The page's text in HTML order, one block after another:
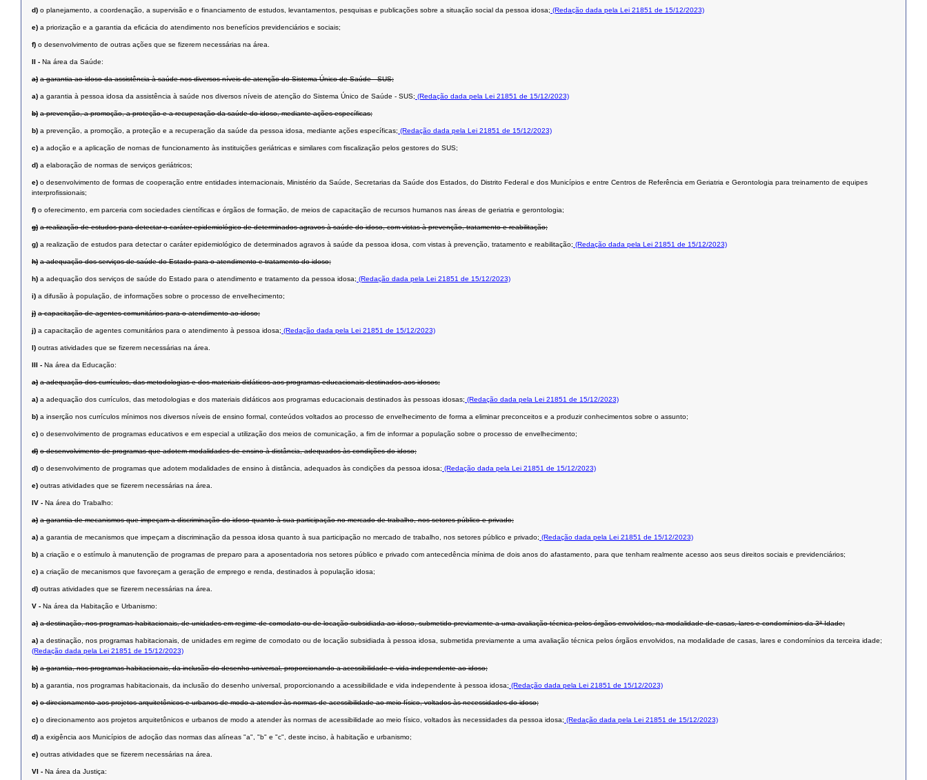
d) o planejamento, a coordenação, a supervisão e o financiamento de estudos, levantamentos, pesquisas e publicações sobre a situação social da pessoa idosa; (Redação dada pela Lei 21851 de 15/12/2023)
e) a priorização e a garantia da eficácia do atendimento nos benefícios previdenciários e sociais;
f) o desenvolvimento de outras ações que se fizerem necessárias na área.
II - Na área da Saúde:
a) a garantia ao idoso da assistência à saúde nos diversos níveis de atenção do Sistema Único de Saúde - SUS;
a) a garantia à pessoa idosa da assistência à saúde nos diversos níveis de atenção do Sistema Único de Saúde - SUS; (Redação dada pela Lei 21851 de 15/12/2023)
b) a prevenção, a promoção, a proteção e a recuperação da saúde do idoso, mediante ações específicas;
b) a prevenção, a promoção, a proteção e a recuperação da saúde da pessoa idosa, mediante ações específicas; (Redação dada pela Lei 21851 de 15/12/2023)
c) a adoção e a aplicação de nornas de funcionamento às instituições geriátricas e similares com fiscalização pelos gestores do SUS;
d) a elaboração de normas de serviços geriátricos;
e) o desenvolvimento de formas de cooperação entre entidades internacionais, Ministério da Saúde, Secretarias da Saúde dos Estados, do Distrito Federal e dos Municípios e entre Centros de Referência em Geriatria e Gerontologia para treinamento de equipes
interprofissionais;
f) o oferecimento, em parceria com sociedades científicas e órgãos de formação, de meios de capacitação de recursos humanos nas áreas de geriatria e gerontologia;
g) a realização de estudos para detectar o caráter epidemiológico de determinados agravos à saúde do idoso, com vistas à prevenção, tratamento e reabilitação;
g) a realização de estudos para detectar o caráter epidemiológico de determinados agravos à saúde da pessoa idosa, com vistas à prevenção, tratamento e reabilitação; (Redação dada pela Lei 21851 de 15/12/2023)
h) a adequação dos serviços de saúde do Estado para o atendimento e tratamento do idoso;
h) a adequação dos serviços de saúde do Estado para o atendimento e tratamento da pessoa idosa; (Redação dada pela Lei 21851 de 15/12/2023)
i) a difusão à população, de informações sobre o processo de envelhecimento;
j) a capacitação de agentes comunitários para o atendimento ao idoso;
j) a capacitação de agentes comunitários para o atendimento à pessoa idosa; (Redação dada pela Lei 21851 de 15/12/2023)
l) outras atividades que se fizerem necessárias na área.
III - Na área da Educação:
a) a adequação dos currículos, das metodologias e dos materiais didáticos aos programas educacionais destinados aos idosos;
a) a adequação dos currículos, das metodologias e dos materiais didáticos aos programas educacionais destinados às pessoas idosas; (Redação dada pela Lei 21851 de 15/12/2023)
b) a inserção nos currículos mínimos nos diversos níveis de ensino formal, conteúdos voltados ao processo de envelhecimento de forma a eliminar preconceitos e a produzir conhecimentos sobre o assunto;
c) o desenvolvimento de programas educativos e em especial a utilização dos meios de comunicação, a fim de informar a população sobre o processo de envelhecimento;
d) o desenvolvimento de programas que adotem modalidades de ensino à distância, adequados às condições do idoso;
d) o desenvolvimento de programas que adotem modalidades de ensino à distância, adequados às condições da pessoa idosa; (Redação dada pela Lei 21851 de 15/12/2023)
e) outras atividades que se fizerem necessárias na área.
IV - Na área do Trabalho:
a) a garantia de mecanismos que impeçam a discriminação do idoso quanto à sua participação no mercado de trabalho, nos setores público e privado;
a) a garantia de mecanismos que impeçam a discriminação da pessoa idosa quanto à sua participação no mercado de trabalho, nos setores público e privado; (Redação dada pela Lei 21851 de 15/12/2023)
b) a criação e o estímulo à manutenção de programas de preparo para a aposentadoria nos setores público e privado com antecedência mínima de dois anos do afastamento, para que tenham realmente acesso aos seus direitos sociais e previdenciários;
c) a criação de mecanismos que favoreçam a geração de emprego e renda, destinados à população idosa;
d) outras atividades que se fizerem necessárias na área.
V - Na área da Habitação e Urbanismo:
a) a destinação, nos programas habitacionais, de unidades em regime de comodato ou de locação subsidiada ao idoso, submetido previamente a uma avaliação técnica pelos órgãos envolvidos, na modalidade de casas, lares e condomínios da 3ª Idade;
a) a destinação, nos programas habitacionais, de unidades em regime de comodato ou de locação subsidiada à pessoa idosa, submetida previamente a uma avaliação técnica pelos órgãos envolvidos, na modalidade de casas, lares e condomínios da terceira idade;
(Redação dada pela Lei 21851 de 15/12/2023)
b) a garantia, nos programas habitacionais, da inclusão do desenho universal, proporcionando a acessibilidade e vida independente ao idoso;
b) a garantia, nos programas habitacionais, da inclusão do desenho universal, proporcionando a acessibilidade e vida independente à pessoa idosa; (Redação dada pela Lei 21851 de 15/12/2023)
c) o direcionamento aos projetos arquitetônicos e urbanos de modo a atender às normas de acessibilidade ao meio físico, voltados às necessidades do idoso;
c) o direcionamento aos projetos arquitetônicos e urbanos de modo a atender às normas de acessibilidade ao meio físico, voltados às necessidades da pessoa idosa; (Redação dada pela Lei 21851 de 15/12/2023)
d) a exigência aos Municípios de adoção das normas das alíneas "a", "b" e "c", deste inciso, à habitação e urbanismo;
e) outras atividades que se fizerem necessárias na área.
VI - Na área da Justiça: